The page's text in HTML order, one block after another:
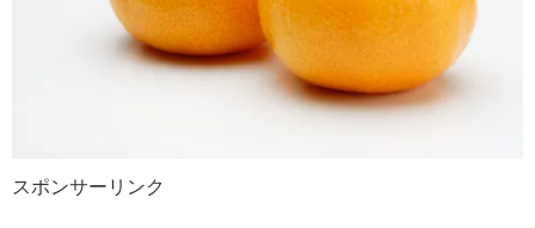
スポンサーリンク